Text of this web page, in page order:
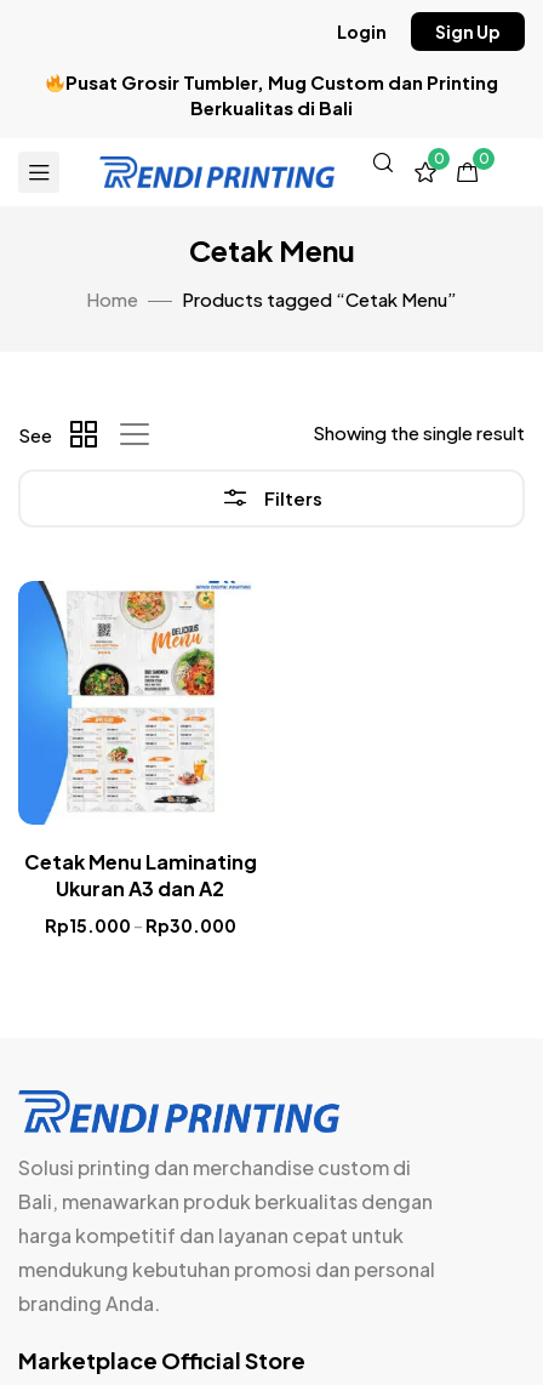
Pusat Grosir Tumbler, Mug Custom dan Printing
Berkualitas di Bali
Login Sign Up
0 0
Cetak Menu
Home Products tagged “Cetak Menu”
Filters
Showing the single result
See
Cetak Menu Laminating
Ukuran A3 dan A2
Rp15.000 – Rp30.000
Solusi printing dan merchandise custom di
Bali, menawarkan produk berkualitas dengan
harga kompetitif dan layanan cepat untuk
mendukung kebutuhan promosi dan personal
branding Anda.
Marketplace Official Store